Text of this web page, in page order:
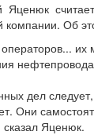
Об
дел
Они
Яценюк.